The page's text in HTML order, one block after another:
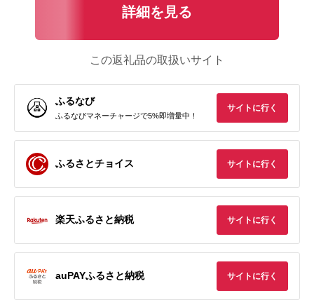
詳細を見る
この返礼品の取扱いサイト
ふるなび
ふるなびマネーチャージで5%即増量中！
サイトに行く
ふるさとチョイス サイトに行く
楽天ふるさと納税 サイトに行く
auPAYふるさと納税 サイトに行く